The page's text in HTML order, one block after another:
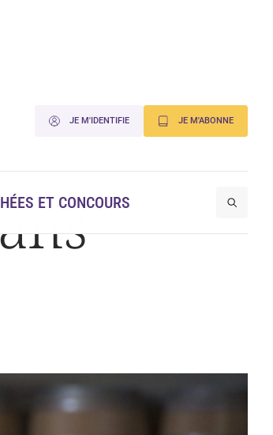
JE M'IDENTIFIE JE M'ABONNE
ET CONCOURS